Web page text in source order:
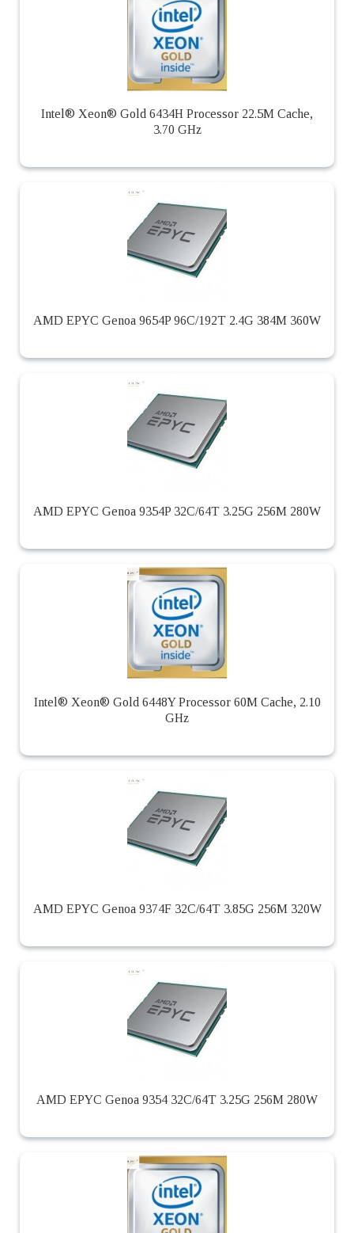
Intel® Xeon® Gold 6434H Processor 22.5M Cache,
3.70 GHz
AMD EPYC Genoa 9654P 96C/192T 2.4G 384M 360W
AMD EPYC Genoa 9354P 32C/64T 3.25G 256M 280W
Intel® Xeon® Gold 6448Y Processor 60M Cache, 2.10
GHz
AMD EPYC Genoa 9374F 32C/64T 3.85G 256M 320W
AMD EPYC Genoa 9354 32C/64T 3.25G 256M 280W